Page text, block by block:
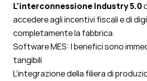
L’interconnessione Industry 5.0
accedere agli incentivi fiscali e di
completamente la fabbrica.
Software MES: I benefici sono
tangibili
L’integrazione della filiera di